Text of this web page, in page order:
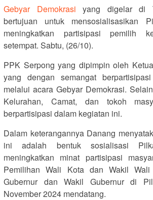
Gebyar Demokrasi yang digelar di
bertujuan untuk mensosialisasikan
meningkatkan partisipasi pemilih
setempat. Sabtu, (26/10).
PPK Serpong yang dipimpin oleh
yang dengan semangat
melalui acara Gebyar Demokrasi.
Kelurahan, Camat, dan tokoh
berpartisipasi dalam kegiatan ini.
Dalam keterangannya Danang
ini adalah bentuk sosialisasi
meningkatkan minat partisipasi
Pemilihan Wali Kota dan Wakil
Gubernur dan Wakil Gubernur di
November 2024 mendatang.